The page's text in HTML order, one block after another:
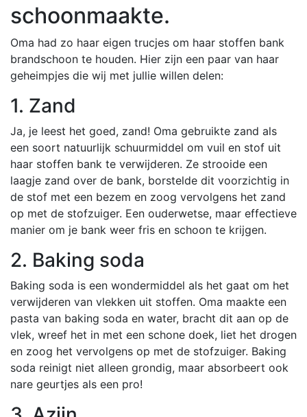
schoonmaakte.
Oma had zo haar eigen trucjes om haar stoffen bank
brandschoon te houden. Hier zijn een paar van haar
geheimpjes die wij met jullie willen delen:
1. Zand
Ja, je leest het goed, zand! Oma gebruikte zand als
een soort natuurlijk schuurmiddel om vuil en stof uit
haar stoffen bank te verwijderen. Ze strooide een
laagje zand over de bank, borstelde dit voorzichtig in
de stof met een bezem en zoog vervolgens het zand
op met de stofzuiger. Een ouderwetse, maar effectieve
manier om je bank weer fris en schoon te krijgen.
2. Baking soda
Baking soda is een wondermiddel als het gaat om het
verwijderen van vlekken uit stoffen. Oma maakte een
pasta van baking soda en water, bracht dit aan op de
vlek, wreef het in met een schone doek, liet het drogen
en zoog het vervolgens op met de stofzuiger. Baking
soda reinigt niet alleen grondig, maar absorbeert ook
nare geurtjes als een pro!